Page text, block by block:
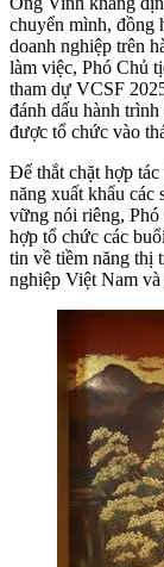
chuyển mình, đồng
doanh nghiệp trên
làm việc, Phó Chủ
tham dự VCSF
đánh dấu hành
được tổ chức vào
Để thắt chặt hợp
năng xuất khẩu các
vững nói riêng,
hợp tổ chức các
tin về tiềm năng thị
nghiệp Việt Nam